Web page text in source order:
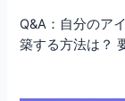
Q&A：自分のア
築する方法は？